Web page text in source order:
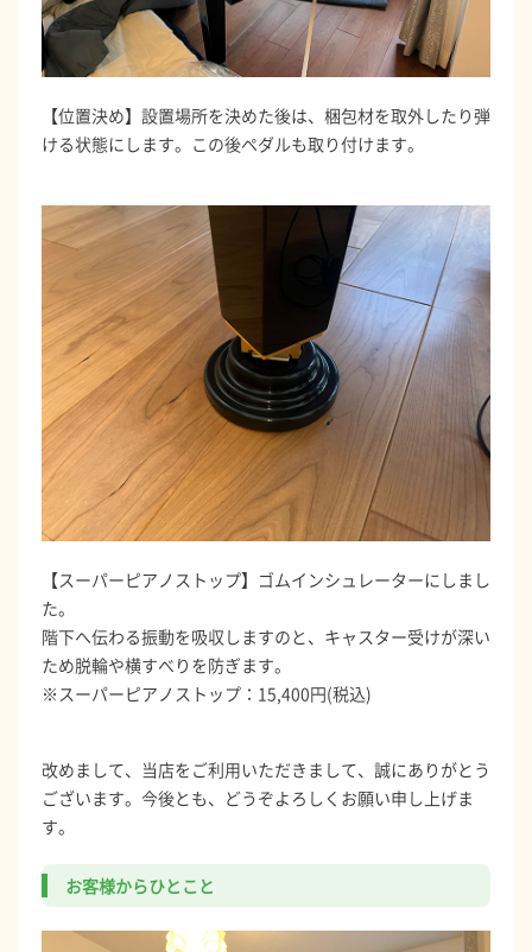
【位置決め】設置場所を決めた後は、梱包材を取外したり弾
ける状態にします。この後ペダルも取り付けます。
【スーパーピアノストップ】ゴムインシュレーターにしまし
た。
階下へ伝わる振動を吸収しますのと、キャスター受けが深い
ため脱輪や横すべりを防ぎます。
※スーパーピアノストップ：15,400円(税込)
改めまして、当店をご利用いただきまして、誠にありがとう
ございます。今後とも、どうぞよろしくお願い申し上げま
す。
お客様からひとこと